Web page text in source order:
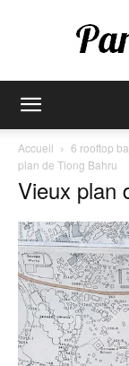
Accueil 6 rooftop
plan de Tiong Bahru
Vieux plan